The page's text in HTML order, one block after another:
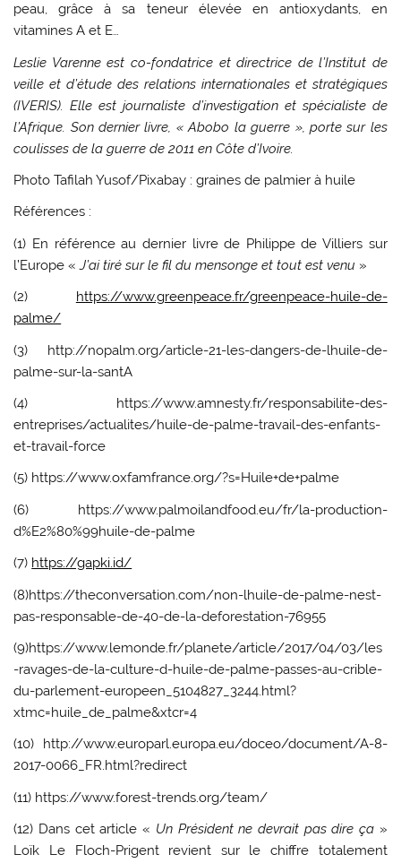
peau, grâce à sa teneur élevée en antioxydants, en
vitamines A et E…
Leslie Varenne est co-fondatrice et directrice de l’Institut de
veille et d’étude des relations internationales et stratégiques
(IVERIS). Elle est journaliste d’investigation et spécialiste de
l’Afrique. Son dernier livre, « Abobo la guerre », porte sur les
coulisses de la guerre de 2011 en Côte d’Ivoire.
Photo Tafilah Yusof/Pixabay : graines de palmier à huile
Références :
(1) En référence au dernier livre de Philippe de Villiers sur
l’Europe «J’ai tiré sur le fil du mensonge et tout est venu »
(2) https://www.greenpeace.fr/greenpeace-huile-de-
palme/
(3) http://nopalm.org/article-21-les-dangers-de-lhuile-de-
palme-sur-la-santA
(4) https://www.amnesty.fr/responsabilite-des-
entreprises/actualites/huile-de-palme-travail-des-enfants-
et-travail-force
(5) https://www.oxfamfrance.org/?s=Huile+de+palme
(6) https://www.palmoilandfood.eu/fr/la-production-
d%E2%80%99huile-de-palme
(7) https://gapki.id/
(8)https://theconversation.com/non-lhuile-de-palme-nest-
pas-responsable-de-40-de-la-deforestation-76955
(9)https://www.lemonde.fr/planete/article/2017/04/03/les
-ravages-de-la-culture-d-huile-de-palme-passes-au-crible-
du-parlement-europeen_5104827_3244.html?
xtmc=huile_de_palme&xtcr=4
(10) http://www.europarl.europa.eu/doceo/document/A-8-
2017-0066_FR.html?redirect
(11) https://www.forest-trends.org/team/
(12) Dans cet article « Un Président ne devrait pas dire ça »
Loïk Le Floch-Prigent revient sur le chiffre totalement